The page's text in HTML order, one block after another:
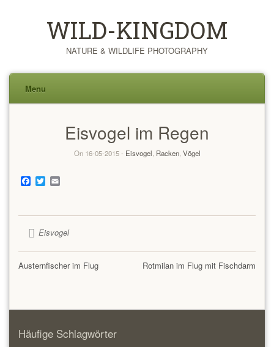
WILD-KINGDOM
NATURE & WILDLIFE PHOTOGRAPHY
Menu
Eisvogel im Regen
On 16-05-2015 - Eisvogel Racken, Vögel
Facebook
TwitterEmail
Eisvogel
Rotmilan im Flug mit Fischdarm
Austernfischer im Flug
Häufige Schlagwörter